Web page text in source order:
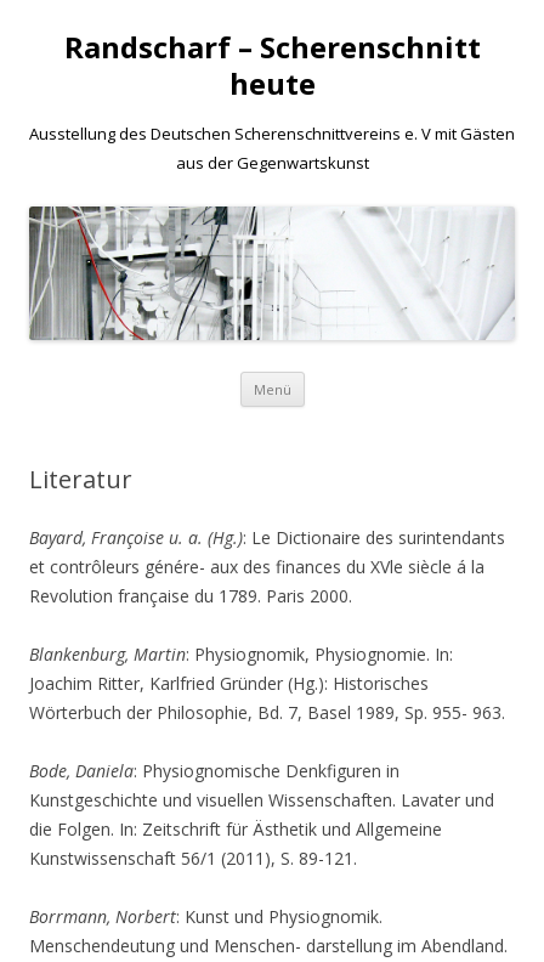
Randscharf – Scherenschnitt
heute
Ausstellung des Deutschen Scherenschnittvereins e. V mit Gästen
aus der Gegenwartskunst
Menü Zum
springen
Literatur
Bayard, Françoise u. a. (Hg.): Le Dictionaire des surintendants
et contrôleurs génére- aux des finances du XVle siècle á la
Revolution française du 1789. Paris 2000.
Blankenburg, Martin: Physiognomik, Physiognomie. In:
Joachim Ritter, Karlfried Gründer (Hg.): Historisches
Wörterbuch der Philosophie, Bd. 7, Basel 1989, Sp. 955- 963.
Bode, Daniela: Physiognomische Denkfiguren in
Kunstgeschichte und visuellen Wissenschaften. Lavater und
die Folgen. In: Zeitschrift für Ästhetik und Allgemeine
Kunstwissenschaft 56/1 (2011), S. 89-121.
Borrmann, Norbert: Kunst und Physiognomik.
Menschendeutung und Menschen- darstellung im Abendland.